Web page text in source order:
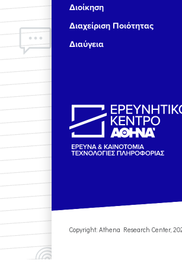
18
20
22
Διοίκηση
Διαχείριση Ποιότητας
Διαύγεια
Copyright: Athena Research Center,